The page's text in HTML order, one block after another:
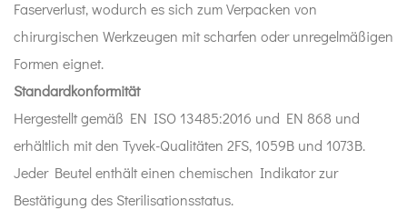
Faserverlust, wodurch es sich zum Verpacken von
chirurgischen Werkzeugen mit scharfen oder unregelmäßigen
Formen eignet.
Standardkonformität
Hergestellt gemäß EN ISO 13485:2016 und EN 868 und
erhältlich mit den Tyvek-Qualitäten 2FS, 1059B und 1073B.
Jeder Beutel enthält einen chemischen Indikator zur
Bestätigung des Sterilisationsstatus.